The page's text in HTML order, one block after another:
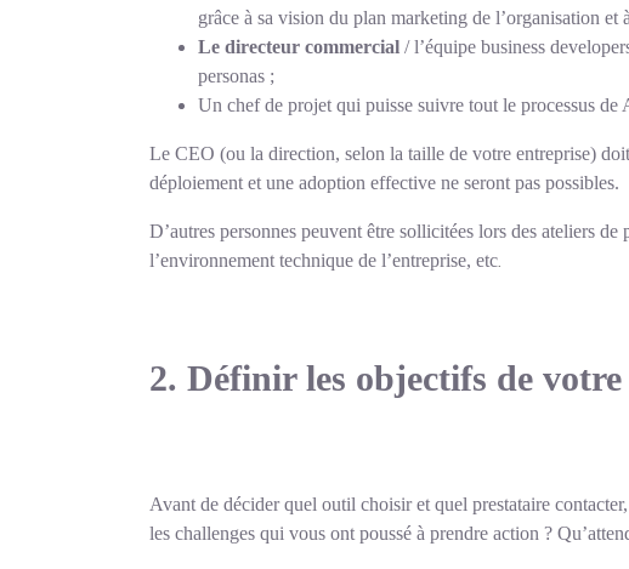
grâce à sa vision du plan marketing de l’organisation et
Le directeur commercial / l’équipe business
personas ;
Un chef de projet qui puisse suivre tout le processus
Le CEO (ou la direction, selon la taille de votre entreprise)
déploiement et une adoption effective ne seront pas possibles.
D’autres personnes peuvent être sollicitées lors des ateliers
l’environnement technique de l’entreprise, etc
2.Définir les objectifs de
Avant de décider quel outil choisir et quel prestataire
les challenges qui vous ont poussé à prendre action ?